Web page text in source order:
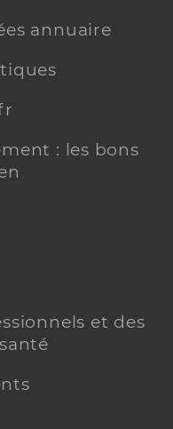
annuaire
: les bons
et des